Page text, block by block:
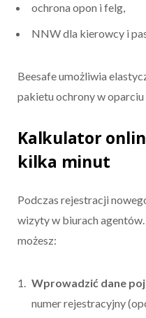
ochrona opon i felg,
NNW dla kierowcy i
Beesafe umożliwia
pakietu ochrony w
Kalkulator
kilka minut
Podczas rejestracji
wizyty w biurach
możesz:
Wprowadzić dane
numer rejestracyjny